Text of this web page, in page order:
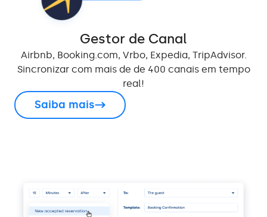
Gestor de Canal
Airbnb, Booking.com, Vrbo, Expedia, TripAdvisor.
Sincronizar com mais de de 400 canais em tempo
real!
Saiba mais